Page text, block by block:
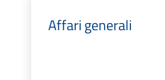
Affari generali